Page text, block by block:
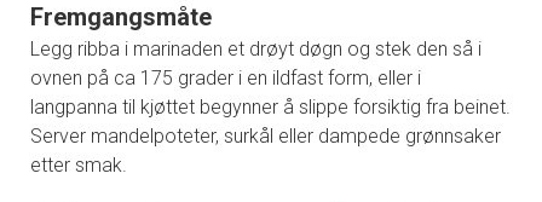
Fremgangsmåte
Legg ribba i marinaden et drøyt døgn og stek den så i
ovnen på ca 175 grader i en ildfast form, eller i
langpanna til kjøttet begynner å slippe forsiktig fra beinet.
Server mandelpoteter, surkål eller dampede grønnsaker
etter smak.